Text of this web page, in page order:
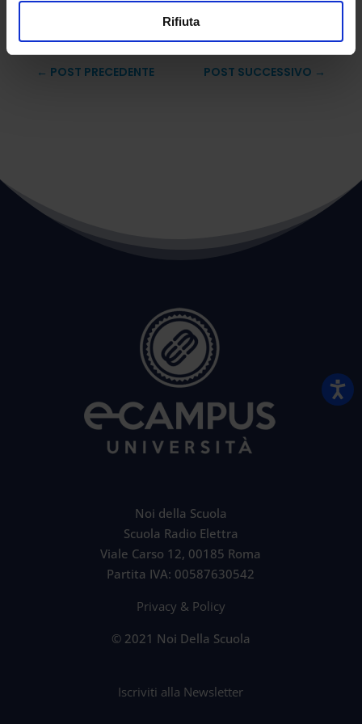
Rifiuta
Dott.ssa Gaia Lupattelli
← POST PRECEDENTE POST SUCCESSIVO →
Noi della Scuola
Scuola Radio Elettra
Viale Carso 12, 00185 Roma
Partita IVA: 00587630542
Privacy & Policy
© 2021 Noi Della Scuola
Iscriviti alla Newsletter